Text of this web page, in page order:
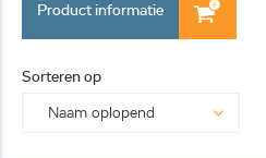
Product informatie
Sorteren op